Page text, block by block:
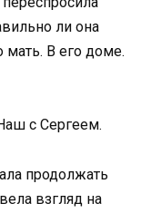
ли она
В его доме.
с Сергеем.
продолжать
взгляд на